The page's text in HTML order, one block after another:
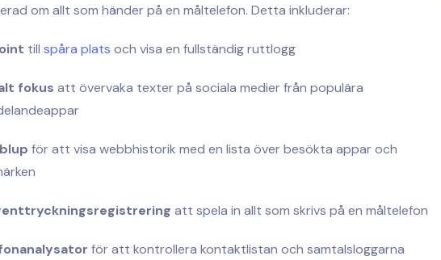
om allt som händer på en måltelefon. Detta inkluderar:
till spåra plats och visa en fullständig ruttlogg
fokus att övervaka texter på sociala medier från populära
för att visa webbhistorik med en lista över besökta appar och
att spela in allt som skrivs på en måltelefon
för att kontrollera kontaktlistan och samtalsloggarna